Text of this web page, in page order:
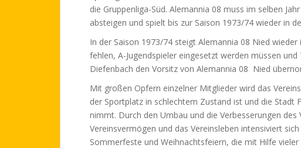
die Gruppenliga-Süd. Alemannia 08 muss im selben
absteigen und spielt bis zur Saison 1973/74 wieder in
In der Saison 1973/74 steigt Alemannia 08 Nied
fehlen, A-Jugendspieler eingesetzt werden müssen
Diefenbach den Vorsitz von Alemannia 08 Nied
Mit großen Opfern einzelner Mitglieder wird das
der Sportplatz in schlechtem Zustand ist und die Stadt
nimmt. Durch den Umbau und die Verbesserungen des
Vereinsvermögen und das Vereinsleben intensiviert
Sommerfeste und Weihnachtsfeiern, die mit Hilfe